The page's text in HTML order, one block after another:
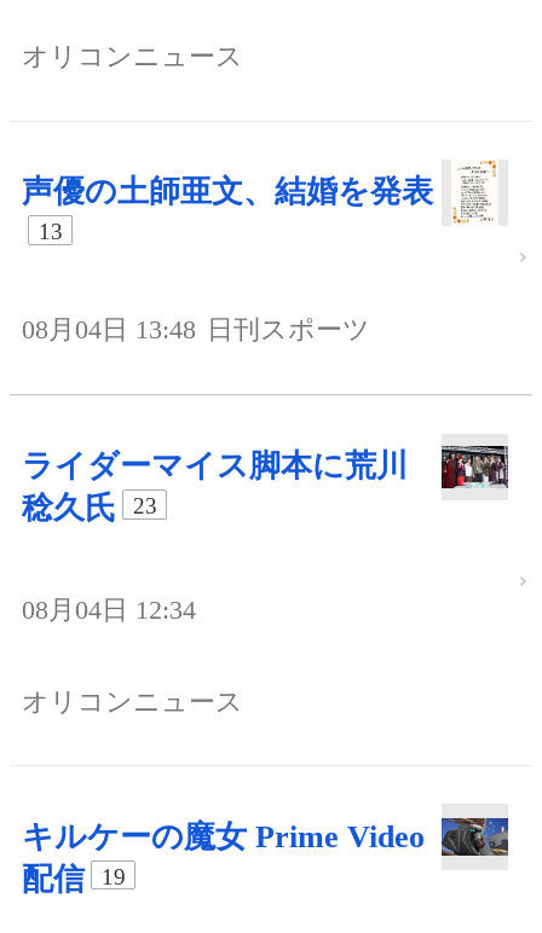
オリコンニュース
声優の土師亜文、結婚を発表
13
08月04日 13:48 日刊スポーツ
ライダーマイス脚本に荒川
稔久氏
23
08月04日 12:34
オリコンニュース
キルケーの魔女 Prime Video
配信
19